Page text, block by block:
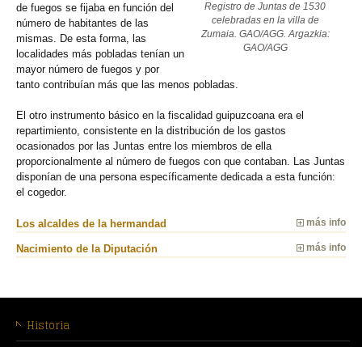
Registro de Juntas de 1530
celebradas en la villa de
Zumaia. GAO/AGG. Argazkia:
GAO/AGG
de fuegos se fijaba en función del
número de habitantes de las
mismas. De esta forma, las
localidades más pobladas tenían un
mayor número de fuegos y por
tanto contribuían más que las menos pobladas.
El otro instrumento básico en la fiscalidad guipuzcoana era el
repartimiento, consistente en la distribución de los gastos
ocasionados por las Juntas entre los miembros de ella
proporcionalmente al número de fuegos con que contaban. Las Juntas
disponían de una persona específicamente dedicada a esta función:
el cogedor.
más info
Los alcaldes de la hermandad
más info
Nacimiento de la Diputación
CONTEXTUAL
Historia